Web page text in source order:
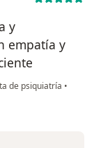
y
empatía y
de psiquiatría •